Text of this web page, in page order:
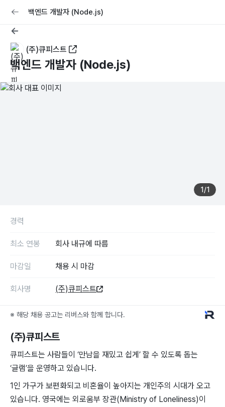
교육 커리어
백엔드 개발자 (Node.js)
(주)큐피스트
백엔드 개발자 (Node.js)
1 /1
(주)큐피스트
큐피스트는 사람들이 ‘만남을 재밌고 쉽게’ 할 수 있도록 돕는
‘글램’을 운영하고 있습니다.
1인 가구가 보편화되고 비혼율이 높아지는 개인주의 시대가 오고
있습니다. 영국에는 외로움부 장관(Ministry of Loneliness)이
경력
최소 연봉 회사 내규에 따름
마감일 채용 시 마감
회사명 (주)큐피스트
※ 해당 채용 공고는 리버스와 함께 합니다.